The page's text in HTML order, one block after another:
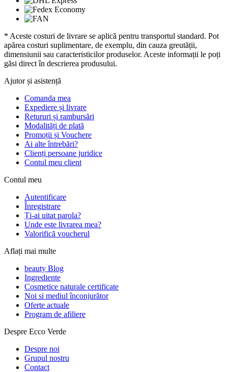
* Aceste costuri de livrare se aplică pentru transportul standard. Pot
apărea costuri suplimentare, de exemplu, din cauza greutății,
dimensiunii sau caracteristicilor produselor. Aceste informații le poți
găsi direct în descrierea produsului.
Ajutor și asistență
Comanda mea
Expediere și livrare
Retururi și rambursări
Modalități de plată
Promoții și Vouchere
Ai alte întrebări?
Clienți persoane juridice
Contul meu client
Contul meu
Autentificare
Înregistrare
Ți-ai uitat parola?
Unde este livrarea mea?
Valorifică voucherul
Aflați mai multe
beauty Blog
Ingrediente
Cosmetice naturale certificate
Noi si mediul înconjurător
Oferte actuale
Program de afiliere
Despre Ecco Verde
Despre noi
Grupul nostru
Contact